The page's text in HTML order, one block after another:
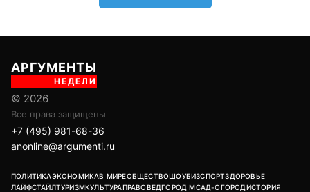
АРГУМЕНТЫ
НЕДЕЛИ
© 2026
Все права защищены
+7 (495) 981-68-36
anonline@argumenti.ru
ПОЛИТИКАЭКОНОМИКАВ МИРЕОБЩЕСТВОШОУБИЗСПОРТЗДОРОВЬЕ
ЛАЙФСТАЙЛТУРИЗМКУЛЬТУРАПРАВОВЕДГОРОД МСАД-ОГОРОДИСТОРИЯ